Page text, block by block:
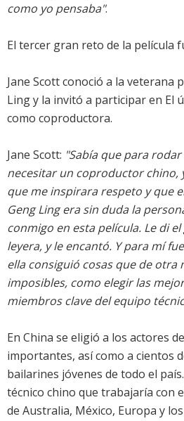
como yo pensaba".
El tercer gran reto de la película
Jane Scott conoció a la veterana
Ling y la invitó a participar en El
como coproductora.
Jane Scott: "Sabía que para
necesitar un coproductor chino,
que me inspirara respeto y que
Geng Ling era sin duda la
conmigo en esta película. Le di
leyera, y le encantó. Y para mí
ella consiguió cosas que de otra
imposibles, como elegir las
miembros clave del equipo
En China se eligió a los actores
importantes, así como a cientos
bailarines jóvenes de todo el
técnico chino que trabajaría con
de Australia, México, Europa y